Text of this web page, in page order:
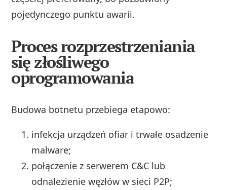
pojedynczego punktu awarii.
Proces rozprzestrzeniania
się złośliwego
oprogramowania
Budowa botnetu przebiega etapowo:
infekcja urządzeń ofiar i trwałe osadzenie
malware;
połączenie z serwerem C&C lub
odnalezienie węzłów w sieci P2P;